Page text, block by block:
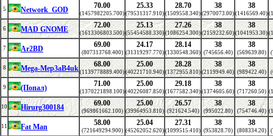
5 Network_GOD 70.00
(1457982205.700)
25.33
(79531317.910)
28.70
(1509558.340)
38
(2970073.00)
38
(1416569.40)
6 MAD GNOME 72.00
(1613306803.500)
25.13
(55454588.330)
27.26
(1086254.300)
38
(2159232.60)
38
(1041953.30)
7 Ar2BD 69.00
(807313768.400)
24.17
(31319297.770)
28.14
(1330548.360)
38
(745656.40)
38
(569639.80)
8 Mega-Mep3aB4uk 68.00
(1139778889.400)
25.00
(40221710.940)
28.28
(1372955.810)
38
(2119949.40)
38
(989422.40)
9 (Попал) 71.00
(1370221898.100)
25.00
(40226087.850)
29.18
(1677582.340)
38
(1374605.60)
38
(717260.50)
10 Hirurg300184 69.00
(969861662.100)
25.00
(39964953.810)
26.57
(921624.540)
38
(995022.80)
38
(754746.40)
11 Fat Man 58.00
(721649294.900)
25.04
(45262052.620)
27.31
(1099515.410)
38
(953828.70)
38
(808334.20)